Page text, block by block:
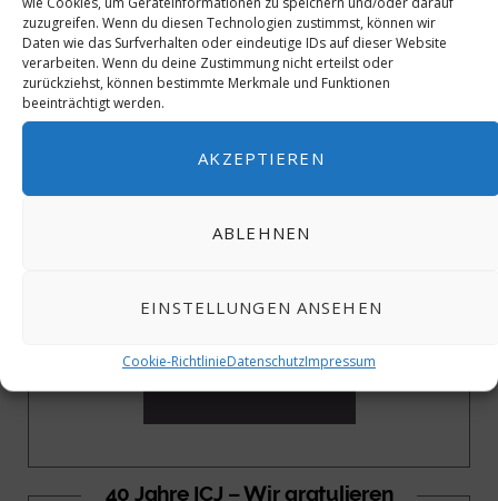
zuzugreifen. Wenn du diesen Technologien zustimmst, können wir
Daten wie das Surfverhalten oder eindeutige IDs auf dieser Website
verarbeiten. Wenn du deine Zustimmung nicht erteilst oder
zurückziehst, können bestimmte Merkmale und Funktionen
beeinträchtigt werden.
AKZEPTIEREN
ABLEHNEN
EINSTELLUNGEN ANSEHEN
Cookie-RichtlinieDatenschutzImpressum
40 Jahre ICJ – Wir gratulieren
40 Jahre ICJ – Wir gratulieren